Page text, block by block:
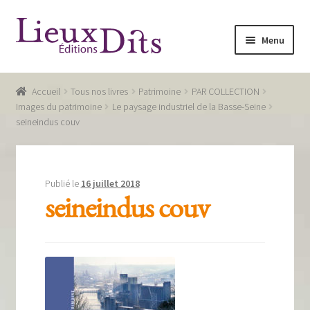
Aller
à
navigation
Aller
au
Menu
Accueil
Commande
Mentions légales / Données personnelles
Recevoir notre newsletter
Accueil Tous nos livres Patrimoine
PAR COLLECTION
Images du patrimoine
Le paysage industriel de la Basse-Seine
seineindus couv
Publié le 16 juillet 2018
seineindus couv